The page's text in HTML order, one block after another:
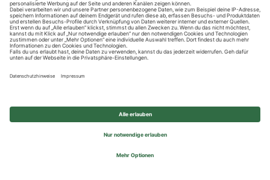
Impressum
Privatsphäre-Einstellungen
© 2026 REWE Group - All rights reserved